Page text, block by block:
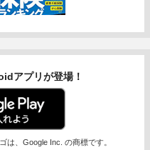
アプリが登場！
は、Google Inc. の商標です。